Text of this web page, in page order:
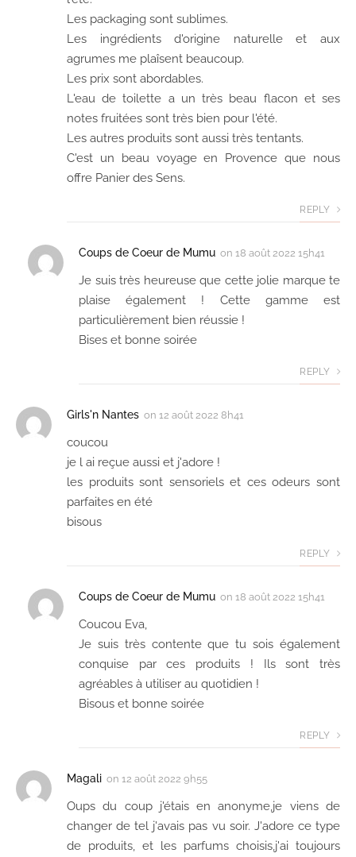
Les packaging sont sublimes.
Les ingrédients d'origine naturelle et aux
agrumes me plaîsent beaucoup.
Les prix sont abordables.
L'eau de toilette a un très beau flacon et ses
notes fruitées sont très bien pour l'été.
Les autres produits sont aussi très tentants.
C'est un beau voyage en Provence que nous
offre Panier des Sens.
REPLY
Coups de Coeur de Mumu on 18 août 2022 15h41
Je suis très heureuse que cette jolie marque te
plaise également ! Cette gamme est
particulièrement bien réussie !
Bises et bonne soirée
REPLY
Girls'n Nantes on 12 août 2022 8h41
coucou
je l ai reçue aussi et j'adore !
les produits sont sensoriels et ces odeurs sont
parfaites en été
bisous
REPLY
Coups de Coeur de Mumu on 18 août 2022 15h41
Coucou Eva,
Je suis très contente que tu sois également
conquise par ces produits ! Ils sont très
agréables à utiliser au quotidien !
Bisous et bonne soirée
REPLY
Magali on 12 août 2022 9h55
Oups du coup j'étais en anonyme,je viens de
changer de tel j'avais pas vu soir. J'adore ce type
de produits, et les parfums choisis,j'ai toujours